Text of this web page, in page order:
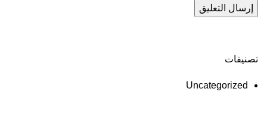
تصنيفات
Uncategorized